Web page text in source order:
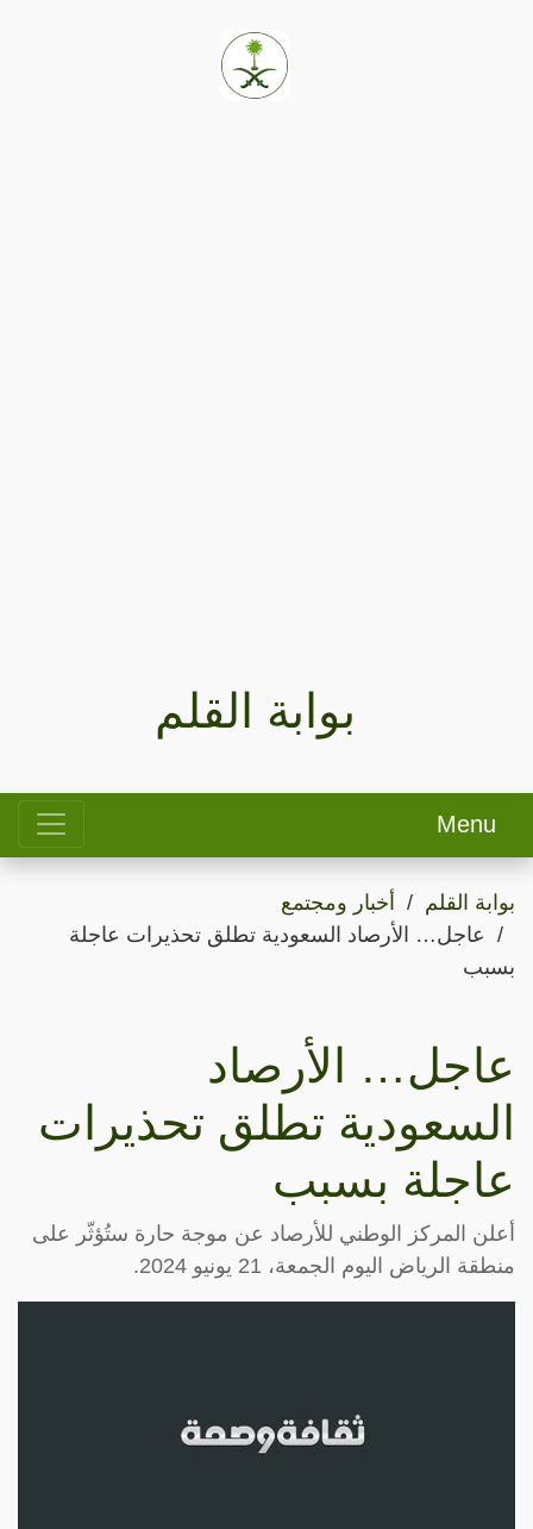
بوابة القلم
Menu
بوابة القلم
أخبار ومجتمع
عاجل… الأرصاد السعودية تطلق تحذيرات عاجلة
بسبب
عاجل… الأرصاد
السعودية تطلق تحذيرات
عاجلة بسبب
أعلن المركز الوطني للأرصاد عن موجة حارة ستُؤثّر على
منطقة الرياض اليوم الجمعة، 21 يونيو 2024.